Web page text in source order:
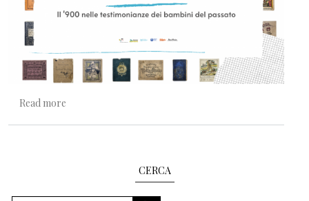
Read more
CERCA